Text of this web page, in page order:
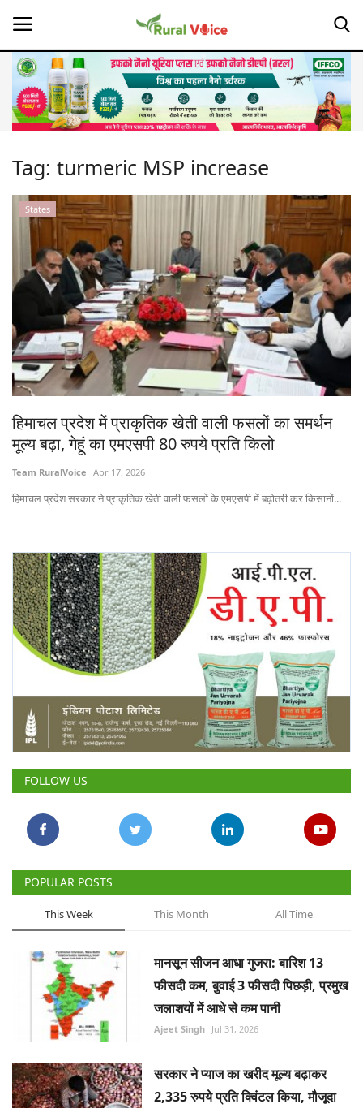
Home
About Us
Leadership Profiles
Opinion
Politics
Magazine
States
Events
Agribusiness
Agritech
Cooperatives
International
Rural Dialogue
Ground Report
Rural Connect
Gallery
National
Latest News
Agriculture Conclave and NACOF
Awards 2022
Agri Start-Ups
Language
English Hindi
Tag: turmeric MSP increase
States
हिमाचल प्रदेश में प्राकृतिक खेती वाली फसलों का समर्थन
मूल्य बढ़ा, गेहूं का एमएसपी 80 रुपये प्रति किलो
Team RuralVoice Apr 17, 2026
हिमाचल प्रदेश सरकार ने प्राकृतिक खेती वाली फसलों के एमएसपी में बढ़ोतरी कर किसानों...
FOLLOW US
POPULAR POSTS
This Week This Month All Time
मानसून सीजन आधा गुजरा: बारिश 13
फीसदी कम, बुवाई 3 फीसदी पिछड़ी, प्रमुख
जलाशयों में आधे से कम पानी
Ajeet Singh Jul 31, 2026
सरकार ने प्याज का खरीद मूल्य बढ़ाकर
2,335 रुपये प्रति क्विंटल किया, मौजूदा